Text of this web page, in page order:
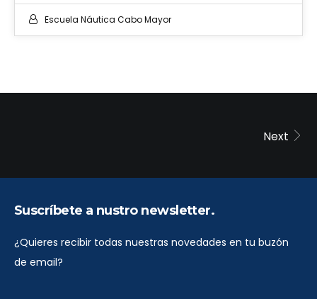
Escuela Náutica Cabo Mayor
Next
Suscríbete a nustro newsletter.
¿Quieres recibir todas nuestras novedades en tu buzón
de email?